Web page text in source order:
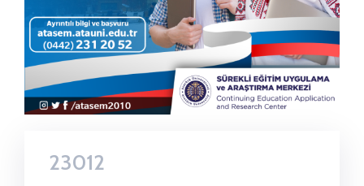
23012